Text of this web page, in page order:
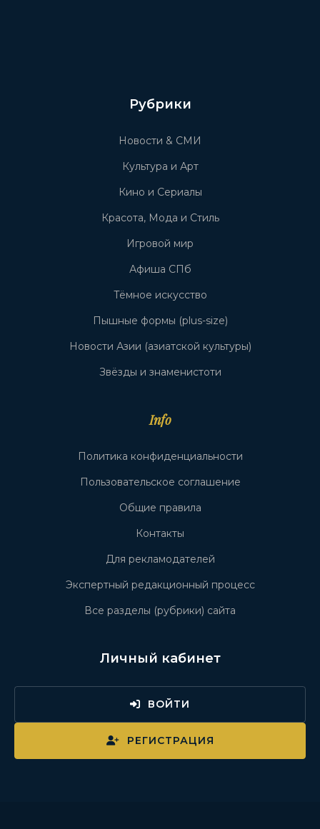
Рубрики
Новости & СМИ
Культура и Арт
Кино и Сериалы
Красота, Мода и Стиль
Игровой мир
Афиша СПб
Тёмное искусство
Пышные формы (plus-size)
Новости Азии (азиатской культуры)
Звёзды и знаменистоти
Info
Политика конфиденциальности
Пользовательское соглашение
Общие правила
Контакты
Для рекламодателей
Экспертный редакционный процесс
Все разделы (рубрики) сайта
Личный кабинет
ВОЙТИ
РЕГИСТРАЦИЯ